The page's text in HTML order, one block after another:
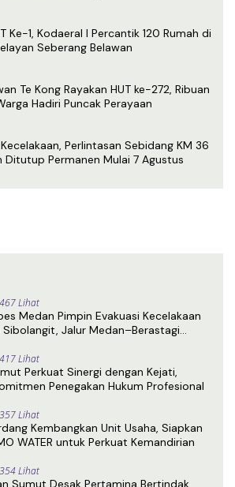
Ke-1, Kodaeral I Percantik 120 Rumah di
Seberang Belawan
Te Kong Rayakan HUT ke-272, Ribuan
Hadiri Puncak Perayaan
Perlintasan Sebidang KM 36
Ditutup Permanen Mulai 7 Agustus
467 Lihat
Medan Pimpin Evakuasi Kecelakaan
Jalur Medan–Berastagi
417 Lihat
Perkuat Sinergi dengan Kejati,
Penegakan Hukum Profesional
357 Lihat
Kembangkan Unit Usaha, Siapkan
WATER untuk Perkuat Kemandirian
354 Lihat
Sumut Desak Pertamina Bertindak